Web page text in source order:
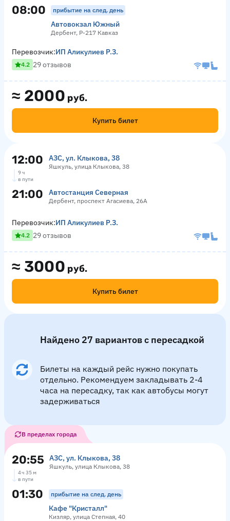
08:00 прибытие на след. день
Автовокзал Южный
Дербент, Р-217 Кавказ
≈ 2000 руб.
Купить билет
Перевозчик:ИП Аликулиев Р.З.
4.2 29 отзывов
12:00 АЗС, ул. Клыкова, 38
Яшкуль, улица Клыкова, 38
9 ч
в пути
21:00 Автостанция Северная
Дербент, проспект Агасиева, 26А
≈ 3000 руб.
Купить билет
Перевозчик:ИП Аликулиев Р.З.
4.2 29 отзывов
Найдено 27 вариантов с пересадкой
Билеты на каждый рейс нужно покупать
отдельно. Рекомендуем закладывать 2-4
часа на пересадку, так как автобусы могут
задерживаться
В пределах города
20:55 АЗС, ул. Клыкова, 38
Яшкуль, улица Клыкова, 38
4 ч 35 м
в пути
01:30 прибытие на след. день
Кафе "Кристалл"
Кизляр, улица Степная, 40